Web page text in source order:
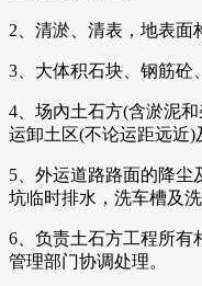
2、清淤、清表，地表面
3、大体积石块、钢筋砼
4、场內土石方(含淤泥
运卸土区(不论运距远近)
5、外运道路路面的降尘
坑临时排水，洗车槽及
6、负责土石方工程所有
管理部门协调处理。